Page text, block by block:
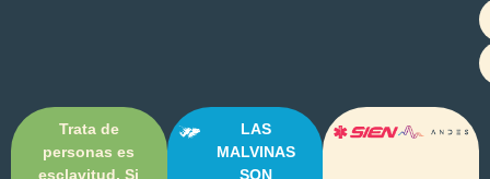
Trata de
personas es
esclavitud. Si
LAS
MALVINAS
SON